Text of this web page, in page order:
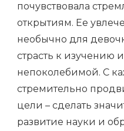
почувствовала
открытиям. Ее
необычно для
страсть к изучению
непоколебимой. С
стремительно
цели – сделать
развитие науки и